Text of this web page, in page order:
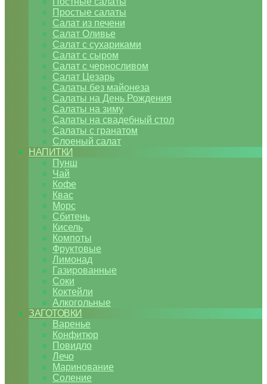
Простые салаты
Салат из печени
Салат Оливье
Салат с сухариками
Салат с сыром
Салат с черносливом
Салат Цезарь
Салаты без майонеза
Салаты на День Рождения
Салаты на зиму
Салаты на свадебный стол
Салаты с гранатом
Слоеный салат
НАПИТКИ
Пунш
Чай
Кофе
Квас
Морс
Сбитень
Кисель
Компоты
Фруктовые
Лимонад
Газированные
Соки
Коктейли
Алкогольные
ЗАГОТОВКИ
Варенье
Конфитюр
Повидло
Лечо
Маринование
Соление